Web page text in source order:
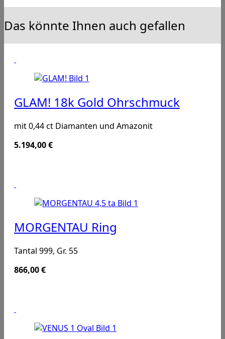
Das könnte Ihnen auch gefallen
GLAM! 18k Gold Ohrschmuck
mit 0,44 ct Diamanten und Amazonit
5.194,00€
MORGENTAU Ring
Tantal 999, Gr. 55
866,00€